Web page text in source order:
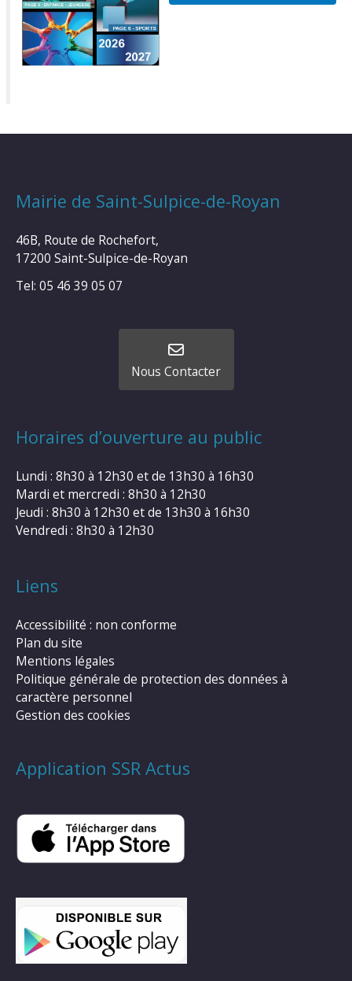
Mairie de Saint-Sulpice-de-Royan
46B, Route de Rochefort,
17200 Saint-Sulpice-de-Royan
Tel: 05 46 39 05 07
Nous Contacter
Horaires d’ouverture au public
Lundi : 8h30 à 12h30 et de 13h30 à 16h30
Mardi et mercredi : 8h30 à 12h30
Jeudi : 8h30 à 12h30 et de 13h30 à 16h30
Vendredi : 8h30 à 12h30
Liens
Accessibilité : non conforme
Plan du site
Mentions légales
Politique générale de protection des données à
caractère personnel
Gestion des cookies
Application SSR Actus